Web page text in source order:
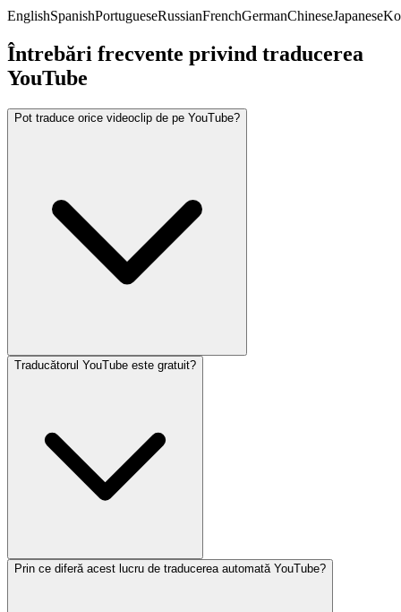
EnglishSpanishPortugueseRussianFrenchGermanChineseJapanese
Întrebări frecvente privind traducerea
YouTube
Pot traduce orice videoclip de pe YouTube?
Traducătorul YouTube este gratuit?
Prin ce diferă acest lucru de traducerea automată YouTube?